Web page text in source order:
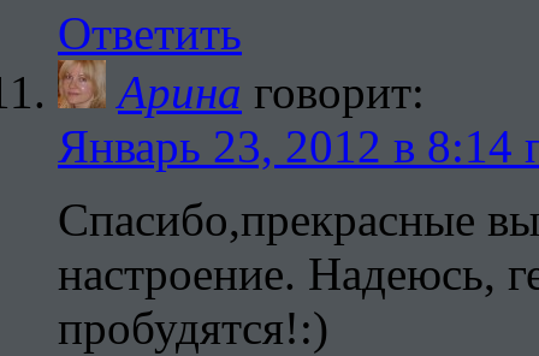
Ответить
Арина говорит:
Январь 23, 2012 в 8:14
Спасибо,прекрасные
настроение. Надеюсь,
пробудятся!:)